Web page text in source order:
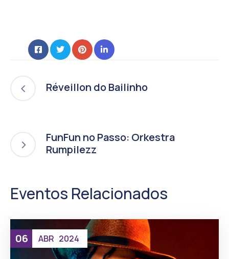
Réveillon do Bailinho
FunFun no Passo: Orkestra
Rumpilezz
Eventos Relacionados
06 ABR 2024